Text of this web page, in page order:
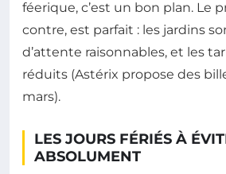
féerique, c’est un bon plan. Le
contre, est parfait : les jardins
d’attente raisonnables, et les
réduits (Astérix propose des
mars).
LES JOURS FÉRIÉS À
ABSOLUMENT